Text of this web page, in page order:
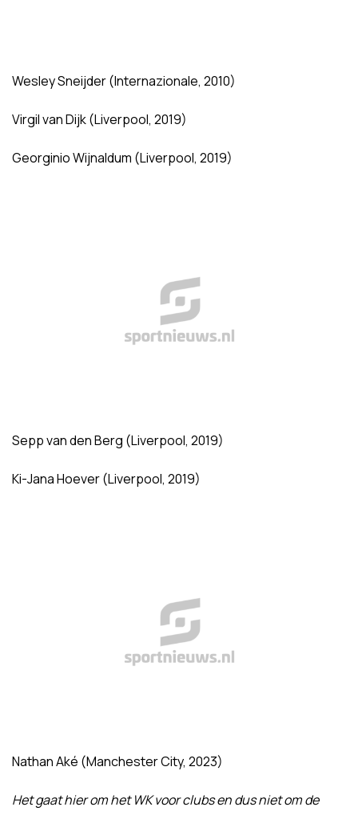
Wesley Sneijder (Internazionale, 2010)
Virgil van Dijk (Liverpool, 2019)
Georginio Wijnaldum (Liverpool, 2019)
Sepp van den Berg (Liverpool, 2019)
Ki-Jana Hoever (Liverpool, 2019)
Nathan Aké (Manchester City, 2023)
Het gaat hier om het WK voor clubs en dus niet om de